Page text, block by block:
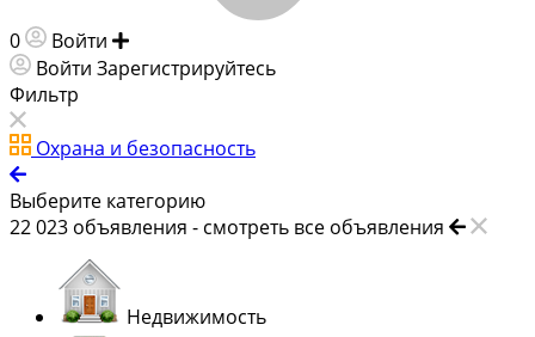
0 Войти
Войти Зарегистрируйтесь
Фильтр
Охрана и безопасность
Выберите категорию
22 023 объявления - смотреть все объявления
Недвижимость